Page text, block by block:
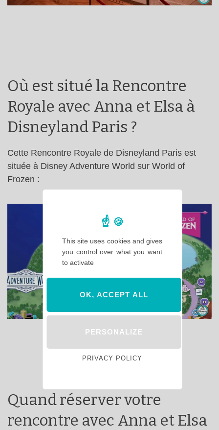
Où est situé la Rencontre
Royale avec Anna et Elsa à
Disneyland Paris ?
Cette Rencontre Royale de Disneyland Paris est
située à Disney Adventure World sur World of
Frozen :
Quand réserver votre
rencontre avec Anna et Elsa
This site uses cookies and gives
you control over what you want
to activate
OK, ACCEPT ALL
PERSONALIZE
PRIVACY POLICY